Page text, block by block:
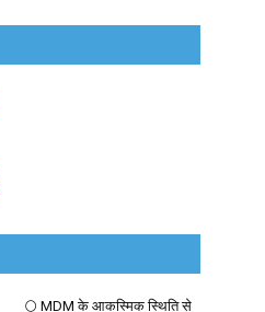
🌕 MDM के आकस्मिक स्थिति से